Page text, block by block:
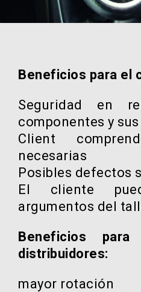
Beneficios para el
Seguridad en
componentes y
Client
necesarias
Posibles defectos
El cliente
argumentos del
Beneficios
distribuidores:
mayor rotación